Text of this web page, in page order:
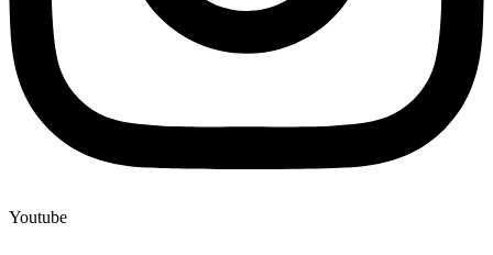
Youtube